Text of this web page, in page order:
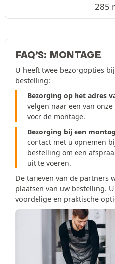
285
FAQ’S: MONTAGE
U heeft twee bezorgopties
bestelling:
Bezorging op het adres
velgen naar een van
voor de montage.
Bezorging bij een
contact met u opnemen
bestelling om een
uit te voeren.
De tarieven van de partners
plaatsen van uw bestelling.
voordelige en praktische